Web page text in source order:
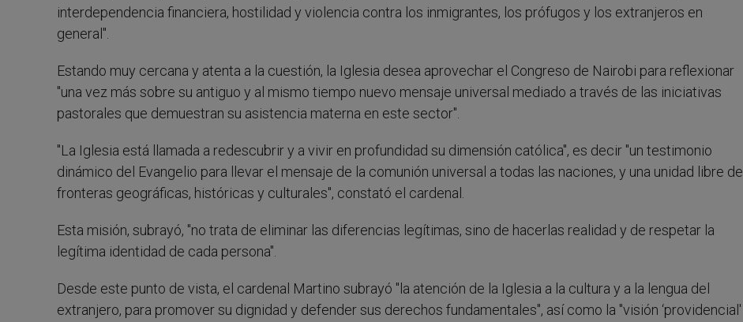
interdependencia financiera, hostilidad y violencia contra los inmigrantes, los prófugos y los extranjeros en
general".
Estando muy cercana y atenta a la cuestión, la Iglesia desea aprovechar el Congreso de Nairobi para reflexionar
"una vez más sobre su antiguo y al mismo tiempo nuevo mensaje universal mediado a través de las iniciativas
pastorales que demuestran su asistencia materna en este sector".
"La Iglesia está llamada a redescubrir y a vivir en profundidad su dimensión católica", es decir "un testimonio
dinámico del Evangelio para llevar el mensaje de la comunión universal a todas las naciones, y una unidad libre de
fronteras geográficas, históricas y culturales", constató el cardenal.
Esta misión, subrayó, "no trata de eliminar las diferencias legítimas, sino de hacerlas realidad y de respetar la
legítima identidad de cada persona".
Desde este punto de vista, el cardenal Martino subrayó "la atención de la Iglesia a la cultura y a la lengua del
extranjero, para promover su dignidad y defender sus derechos fundamentales", así como la "visión ‘providencial'